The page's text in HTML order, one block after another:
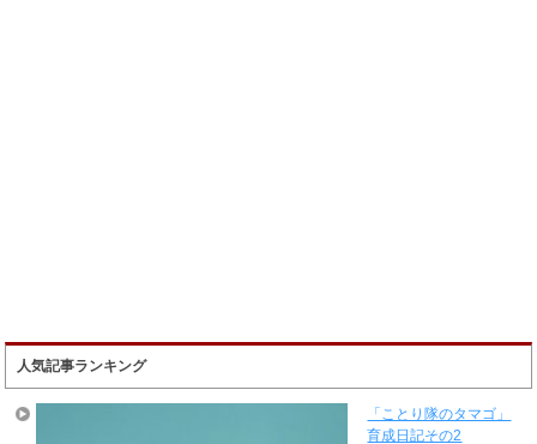
人気記事ランキング
「ことり隊のタマゴ」
育成日記その2